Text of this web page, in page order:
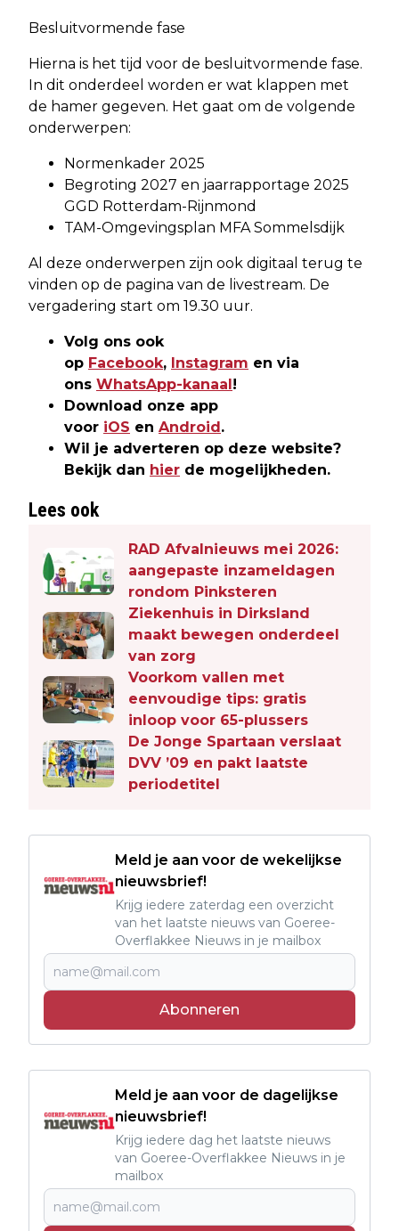
Besluitvormende fase
Hierna is het tijd voor de besluitvormende fase.
In dit onderdeel worden er wat klappen met
de hamer gegeven. Het gaat om de volgende
onderwerpen:
Normenkader 2025
Begroting 2027 en jaarrapportage 2025
GGD Rotterdam-Rijnmond
TAM-Omgevingsplan MFA Sommelsdijk
Al deze onderwerpen zijn ook digitaal terug te
vinden op de pagina van de livestream. De
vergadering start om 19.30 uur.
Volg ons ook
op Facebook, Instagram en via
ons WhatsApp-kanaal !
Download onze app
voor iOS en Android .
Wil je adverteren op deze website?
Bekijk dan hier de mogelijkheden.
Lees ook
RAD Afvalnieuws mei 2026:
aangepaste inzameldagen
rondom Pinksteren
Ziekenhuis in Dirksland
maakt bewegen onderdeel
van zorg
Voorkom vallen met
eenvoudige tips: gratis
inloop voor 65-plussers
De Jonge Spartaan verslaat
DVV ’09 en pakt laatste
periodetitel
Meld je aan voor de wekelijkse
nieuwsbrief!
Krijg iedere zaterdag een overzicht
van het laatste nieuws van Goeree-
Overflakkee Nieuws in je mailbox
Abonneren
Meld je aan voor de dagelijkse
nieuwsbrief!
Krijg iedere dag het laatste nieuws
van Goeree-Overflakkee Nieuws in je
mailbox